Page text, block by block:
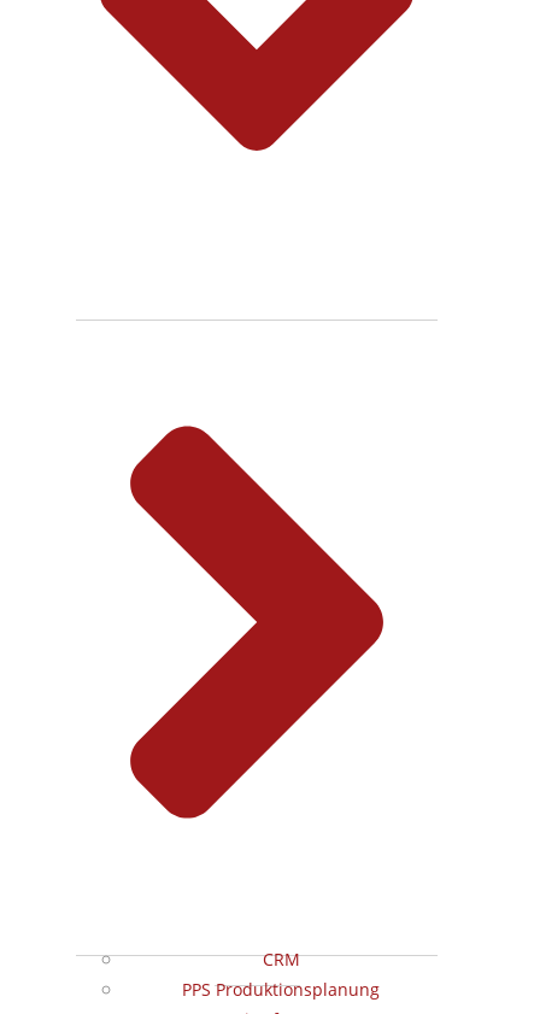
CRM
PPS Produktionsplanung